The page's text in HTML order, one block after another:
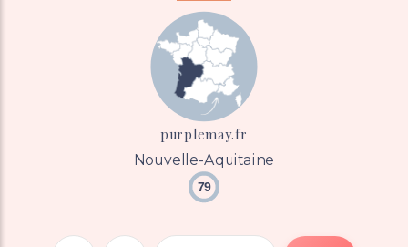
purplemay.fr
Nouvelle-Aquitaine
79